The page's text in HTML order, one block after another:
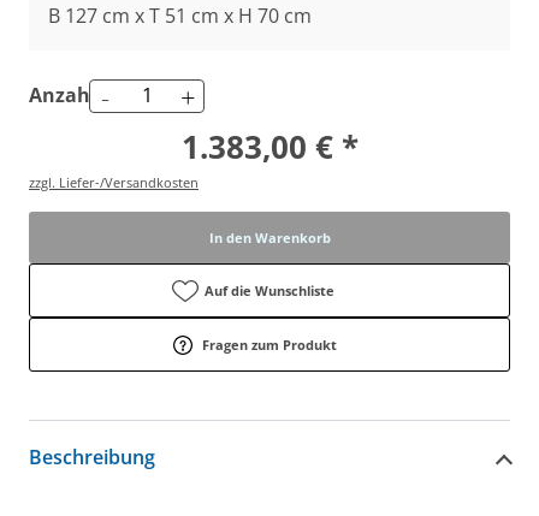
B 127 cm x T 51 cm x H 70 cm
Anzahl - +
1.383,00 € *
zzgl. Liefer-/Versandkosten
In den Warenkorb
Auf die Wunschliste
Fragen zum Produkt
Beschreibung